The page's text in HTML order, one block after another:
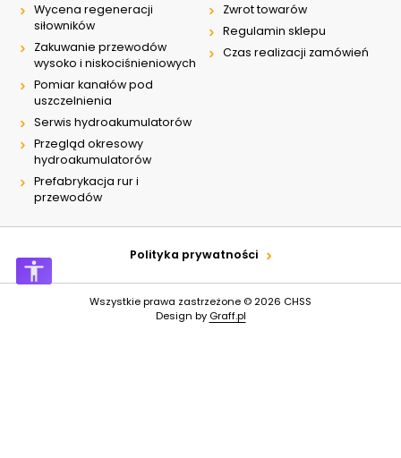
Wycena regeneracji
siłowników
Zakuwanie przewodów
wysoko i niskociśnieniowych
Pomiar kanałów pod
uszczelnienia
Serwis hydroakumulatorów
Przegląd okresowy
hydroakumulatorów
Prefabrykacja rur i
przewodów
Zwrot towarów
Regulamin sklepu
Czas realizacji zamówień
Polityka prywatności
Wszystkie prawa zastrzeżone © 2026 CHSS
Design by Graff.pl